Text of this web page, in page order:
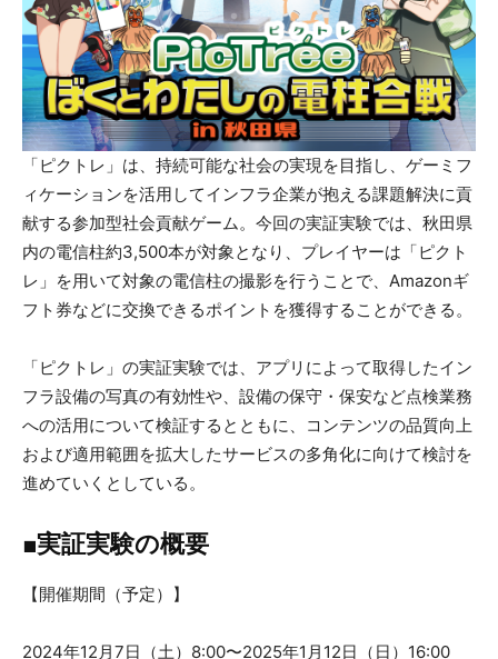
「ピクトレ」は、持続可能な社会の実現を目指し、ゲーミフ
ィケーションを活用してインフラ企業が抱える課題解決に貢
献する参加型社会貢献ゲーム。今回の実証実験では、秋田県
内の電信柱約3,500本が対象となり、プレイヤーは「ピクト
レ」を用いて対象の電信柱の撮影を行うことで、Amazonギ
フト券などに交換できるポイントを獲得することができる。
「ピクトレ」の実証実験では、アプリによって取得したイン
フラ設備の写真の有効性や、設備の保守・保安など点検業務
への活用について検証するとともに、コンテンツの品質向上
および適用範囲を拡大したサービスの多角化に向けて検討を
進めていくとしている。
■実証実験の概要
【開催期間（予定）】
2024年12月7日（土）8:00〜2025年1月12日（日）16:00